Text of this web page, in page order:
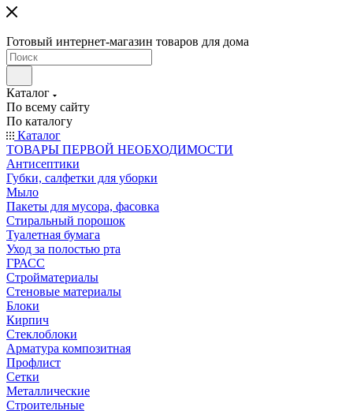
Готовый интернет-магазин товаров для дома
Каталог
По всему сайту
По каталогу
Каталог
ТОВАРЫ ПЕРВОЙ НЕОБХОДИМОСТИ
Антисептики
Губки, салфетки для уборки
Мыло
Пакеты для мусора, фасовка
Стиральный порошок
Туалетная бумага
Уход за полостью рта
ГРАСС
Стройматериалы
Стеновые материалы
Блоки
Кирпич
Стеклоблоки
Арматура композитная
Профлист
Сетки
Металлические
Строительные